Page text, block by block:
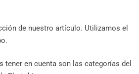
de nuestro artículo. Utilizamos el
en cuenta son las categorías del